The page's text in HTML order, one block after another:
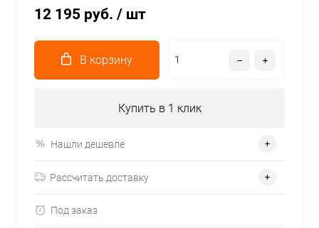
12 195 руб. / шт
В корзину
Купить в 1 клик
Нашли дешевле
Рассчитать доставку
Под заказ